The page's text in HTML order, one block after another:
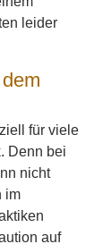
leider
für viele
Denn bei
nicht
im
auf